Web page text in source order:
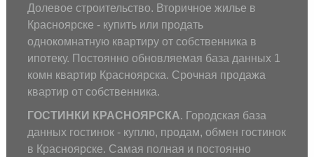
Долевое строительство. Вторичное жилье в
Красноярске - купить или продать
однокомнатную квартиру от собственника в
ипотеку. Постоянно обновляемая база данных 1
комн квартир Красноярска. Срочная продажа
квартир от собственника.
ГОСТИНКИ КРАСНОЯРСКА. Городская база
данных гостинок - куплю, продам, обмен гостинок
в Красноярске. Самая полная и постоянно